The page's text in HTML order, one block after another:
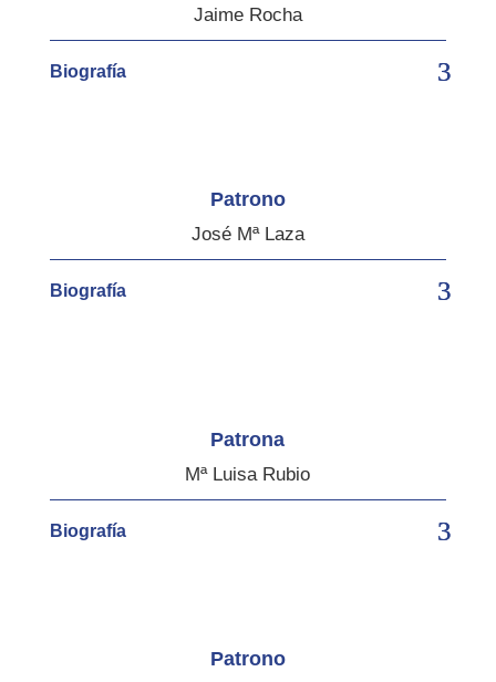
Jaime Rocha
Biografía
Patrono
José Mª Laza
Biografía
Patrona
Mª Luisa Rubio
Biografía
Patrono